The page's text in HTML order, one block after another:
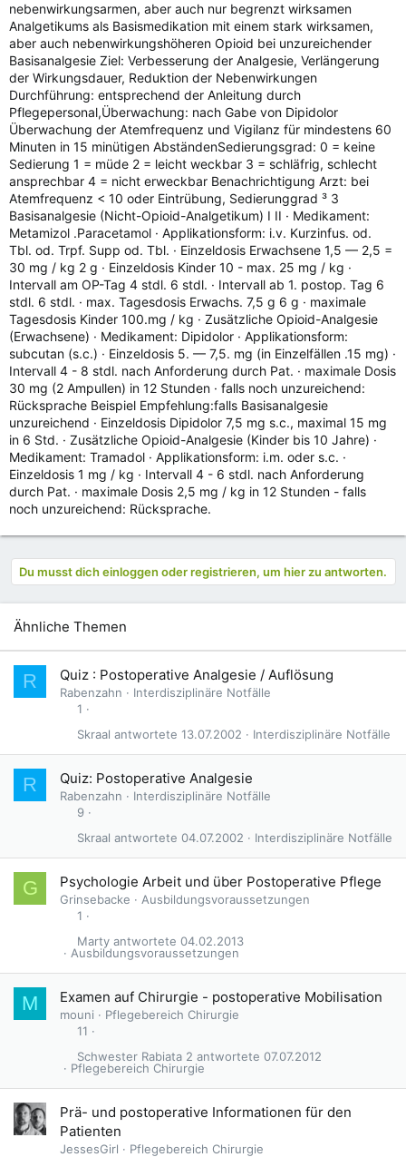
nebenwirkungsarmen, aber auch nur begrenzt wirksamen
Analgetikums als Basismedikation mit einem stark wirksamen,
aber auch nebenwirkungshöheren Opioid bei unzureichender
Basisanalgesie Ziel: Verbesserung der Analgesie, Verlängerung
der Wirkungsdauer, Reduktion der Nebenwirkungen
Durchführung: entsprechend der Anleitung durch
Pflegepersonal,Überwachung: nach Gabe von Dipidolor
Überwachung der Atemfrequenz und Vigilanz für mindestens 60
Minuten in 15 minütigen AbständenSedierungsgrad: 0 = keine
Sedierung 1 = müde 2 = leicht weckbar 3 = schläfrig, schlecht
ansprechbar 4 = nicht erweckbar Benachrichtigung Arzt: bei
Atemfrequenz < 10 oder Eintrübung, Sedierunggrad ³ 3
Basisanalgesie (Nicht-Opioid-Analgetikum) I II · Medikament:
Metamizol .Paracetamol · Applikationsform: i.v. Kurzinfus. od.
Tbl. od. Trpf. Supp od. Tbl. · Einzeldosis Erwachsene 1,5 — 2,5 =
30 mg / kg 2 g · Einzeldosis Kinder 10 - max. 25 mg / kg ·
Intervall am OP-Tag 4 stdl. 6 stdl. · Intervall ab 1. postop. Tag 6
stdl. 6 stdl. · max. Tagesdosis Erwachs. 7,5 g 6 g · maximale
Tagesdosis Kinder 100.mg / kg · Zusätzliche Opioid-Analgesie
(Erwachsene) · Medikament: Dipidolor · Applikationsform:
subcutan (s.c.) · Einzeldosis 5. — 7,5. mg (in Einzelfällen .15 mg) ·
Intervall 4 - 8 stdl. nach Anforderung durch Pat. · maximale Dosis
30 mg (2 Ampullen) in 12 Stunden · falls noch unzureichend:
Rücksprache Beispiel Empfehlung:falls Basisanalgesie
unzureichend · Einzeldosis Dipidolor 7,5 mg s.c., maximal 15 mg
in 6 Std. · Zusätzliche Opioid-Analgesie (Kinder bis 10 Jahre) ·
Medikament: Tramadol · Applikationsform: i.m. oder s.c. ·
Einzeldosis 1 mg / kg · Intervall 4 - 6 stdl. nach Anforderung
durch Pat. · maximale Dosis 2,5 mg / kg in 12 Stunden - falls
noch unzureichend: Rücksprache.
Du musst dich einloggen oder registrieren, um hier zu antworten.
Ähnliche Themen
R Quiz : Postoperative Analgesie / Auflösung
Rabenzahn
Interdisziplinäre Notfälle
1
Interdisziplinäre Notfälle
13.07.2002
Skraal
R Quiz: Postoperative Analgesie
Rabenzahn
Interdisziplinäre Notfälle
9
Interdisziplinäre Notfälle
04.07.2002
Skraal
G Psychologie Arbeit und über Postoperative Pflege
Grinsebacke
Ausbildungsvoraussetzungen
1
Ausbildungsvoraussetzungen
04.02.2013
Marty
M Examen auf Chirurgie - postoperative Mobilisation
mouni
Pflegebereich Chirurgie
11
Pflegebereich Chirurgie
07.07.2012
Schwester Rabiata 2
Prä- und postoperative Informationen für den
Patienten
JessesGirl
Pflegebereich Chirurgie